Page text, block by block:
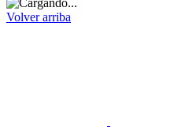
Volver arriba